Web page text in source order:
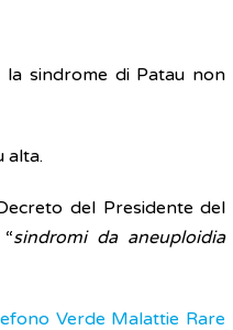
la sindrome di Patau non
alta.
del Presidente del
sindromi da aneuploidia
Verde Malattie Rare